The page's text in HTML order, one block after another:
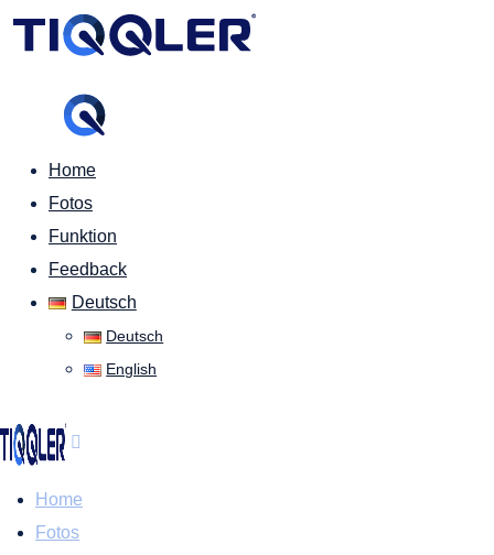
Home
Fotos
Funktion
Feedback
Deutsch
Deutsch
English
Home
Fotos